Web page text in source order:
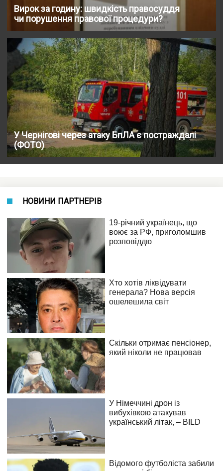
Вирок за годину: швидкість правосуддя
чи порушення правової процедури?
У Чернігові через атаку БпЛА є постраждалі
(ФОТО)
НОВИНИ ПАРТНЕРІВ